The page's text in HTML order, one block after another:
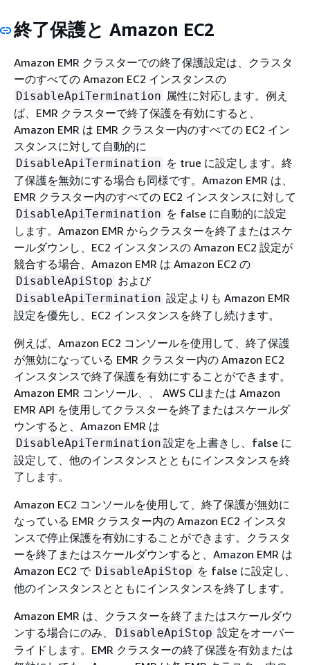
終了保護と Amazon EC2
Amazon EMR クラスターでの終了保護設定は、クラスタ
ーのすべての Amazon EC2 インスタンスの
DisableApiTermination 属性に対応します。例え
ば、EMR クラスターで終了保護を有効にすると、
Amazon EMR は EMR クラスター内のすべての EC2 イン
スタンスに対して自動的に
DisableApiTermination を true に設定します。終
了保護を無効にする場合も同様です。Amazon EMR は、
EMR クラスター内のすべての EC2 インスタンスに対して
DisableApiTermination を false に自動的に設定
します。Amazon EMR からクラスターを終了またはスケ
ールダウンし、EC2 インスタンスの Amazon EC2 設定が
競合する場合、Amazon EMR は Amazon EC2 の
DisableApiStop および
DisableApiTermination 設定よりも Amazon EMR
設定を優先し、EC2 インスタンスを終了し続けます。
例えば、Amazon EC2 コンソールを使用して、終了保護
が無効になっている EMR クラスター内の Amazon EC2
インスタンスで終了保護を有効にすることができます。
Amazon EMR コンソール、、 AWS CLIまたは Amazon
EMR API を使用してクラスターを終了またはスケールダ
ウンすると、Amazon EMR は
DisableApiTermination 設定を上書きし、false に
設定して、他のインスタンスとともにインスタンスを終
了します。
Amazon EC2 コンソールを使用して、終了保護が無効に
なっている EMR クラスター内の Amazon EC2 インスタ
ンスで停止保護を有効にすることができます。クラスタ
ーを終了またはスケールダウンすると、Amazon EMR は
Amazon EC2 で DisableApiStop を false に設定し、
他のインスタンスとともにインスタンスを終了します。
Amazon EMR は、クラスターを終了またはスケールダウ
ンする場合にのみ、
DisableApiStop 設定をオーバー
ライドします。EMR クラスターの終了保護を有効または